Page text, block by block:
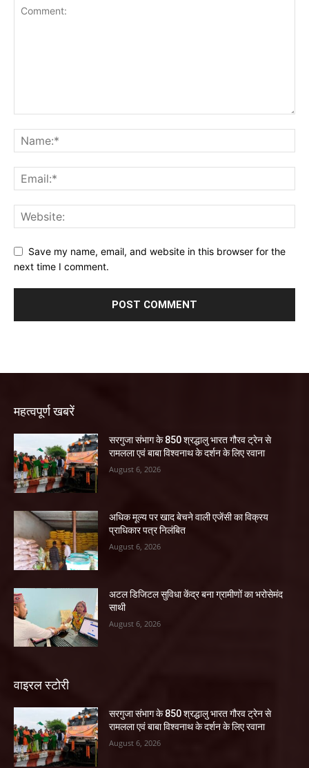
Save my name, email, and website in this browser for the
next time I comment.
महत्वपूर्ण खबरें
सरगुजा संभाग के 850 श्रद्धालु भारत गौरव ट्रेन से
रामलला एवं बाबा विश्वनाथ के दर्शन के लिए रवाना
August 6, 2026
अधिक मूल्य पर खाद बेचने वाली एजेंसी का विक्रय
प्राधिकार पत्र निलंबित
August 6, 2026
अटल डिजिटल सुविधा केंद्र बना ग्रामीणों का भरोसेमंद
साथी
August 6, 2026
वाइरल स्टोरी
सरगुजा संभाग के 850 श्रद्धालु भारत गौरव ट्रेन से
रामलला एवं बाबा विश्वनाथ के दर्शन के लिए रवाना
August 6, 2026